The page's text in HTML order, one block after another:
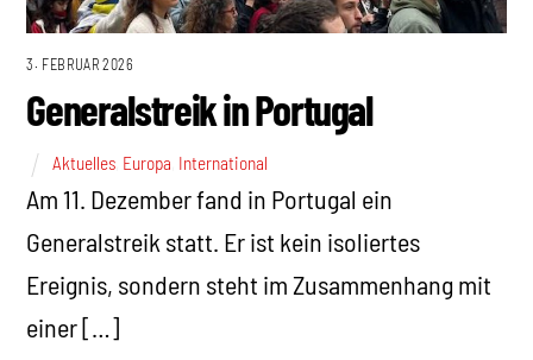
3. FEBRUAR 2026
Generalstreik in Portugal
Aktuelles Europa International
Am 11. Dezember fand in Portugal ein
Generalstreik statt. Er ist kein isoliertes
Ereignis, sondern steht im Zusammenhang mit
einer […]